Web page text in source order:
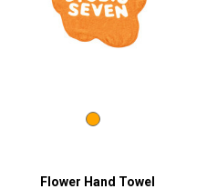
Flower Hand Towel